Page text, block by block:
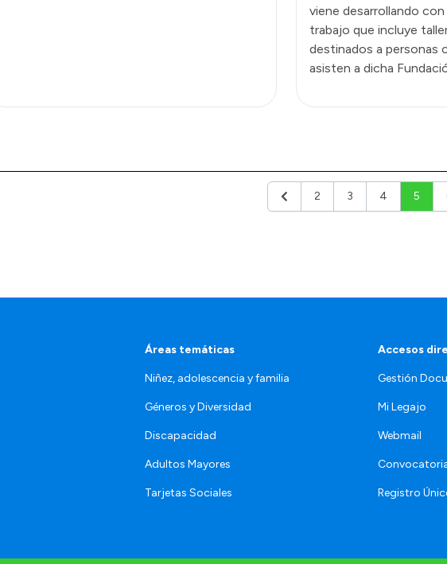
viene desarrollando
trabajo que incluye
destinados a personas
asisten a dicha
Anterior
2 3 4 5
Áreas temáticas
Niñez, adolescencia y familia
Géneros y Diversidad
Discapacidad
Adultos Mayores
Tarjetas Sociales
Accesos
Gestión
Mi Legajo
Webmail
Registro